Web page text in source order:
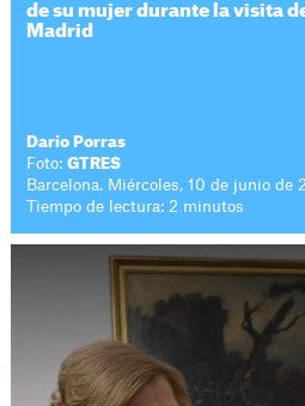
de su mujer durante la visita
Madrid
Darío Porras
Foto:GTRES
Barcelona. Miércoles, 10 de junio de
Tiempo de lectura: 2 minutos